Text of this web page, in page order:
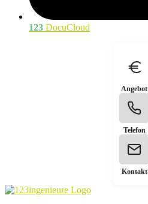
123 DocuCloud
Angebot
Telefon
Kontakt